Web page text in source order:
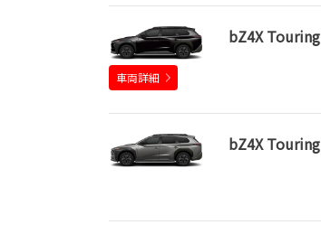
bZ4X Touring
車両詳細
bZ4X Touring